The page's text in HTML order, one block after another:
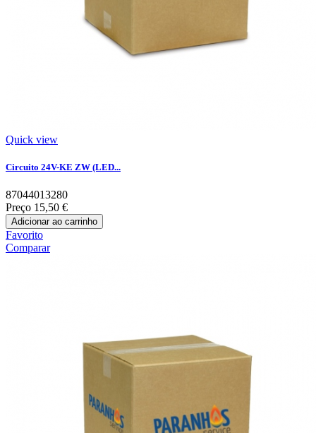
Quick view
Circuito 24V-KE ZW (LED...
87044013280
Preço 15,50 €
Adicionar ao carrinho
Favorito
Comparar